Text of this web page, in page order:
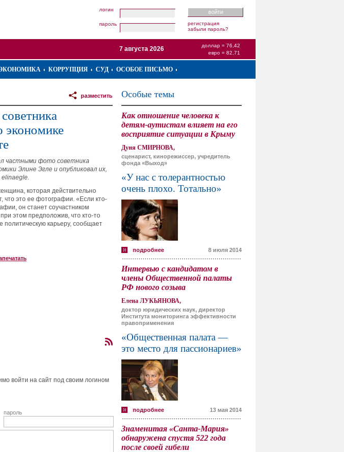
логин
пароль
регистрация
забыли пароль?
доллар = 76,42
евро = 82,71
7 августа 2026
КОРРУПЦИЯ СУД ОСОБОЕ ПИСЬМО
разместить
экономике
частными фото советника
Элине Эгле и опубликовал их,
elinaegle.
которая действительно
что это ее фотографии. «Если кто-
он станет соучастником
этом предположив, что кто-то
политическую карьеру, сообщает
войти на сайт под своим логином
пароль
Особые темы
Как отношение человека к
детям-аутистам влияет на его
восприятие ситуации в Крыму
Дуня СМИРНОВА,
сценарист, кинорежиссер, учредитель
фонда «Выход»
«У нас с толерантностью
очень плохо. Тотально»
подробнее 8 июля 2014
Интервью с кандидатом в
члены Общественной палаты
РФ нового созыва
Елена ЛУКЬЯНОВА,
доктор юридических наук, директор
Института мониторинга эффективности
правоприменения
«Общественная палата —
это место для пассионариев»
подробнее 13 мая 2014
Знаменитая «Санта-Мария»
обнаружена спустя 522 года
после своей гибели